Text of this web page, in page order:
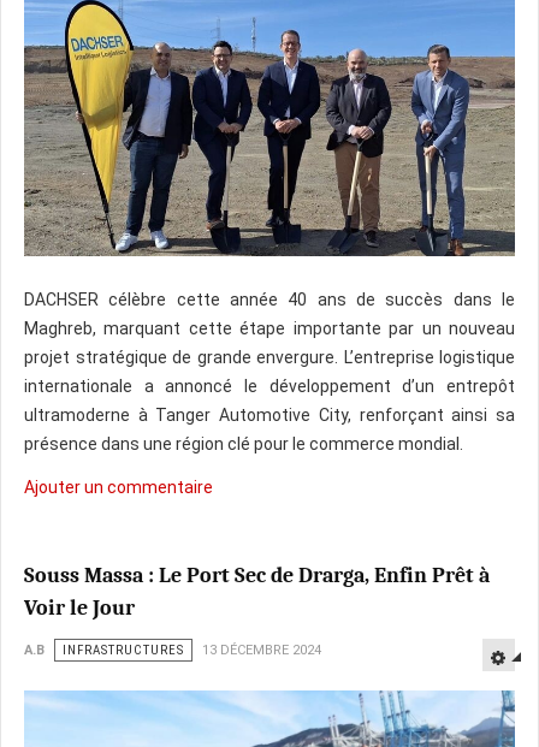
DACHSER célèbre cette année 40 ans de succès dans le
Maghreb, marquant cette étape importante par un nouveau
projet stratégique de grande envergure. L’entreprise logistique
internationale a annoncé le développement d’un entrepôt
ultramoderne à Tanger Automotive City, renforçant ainsi sa
présence dans une région clé pour le commerce mondial.
Ajouter un commentaire
Souss Massa : Le Port Sec de Drarga, Enfin Prêt à
Voir le Jour
A.B INFRASTRUCTURES 13 DÉCEMBRE 2024